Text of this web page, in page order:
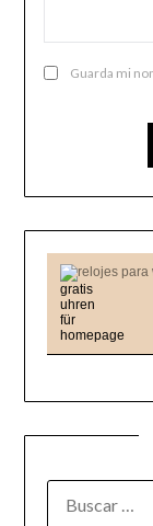
Guarda mi
relojes para